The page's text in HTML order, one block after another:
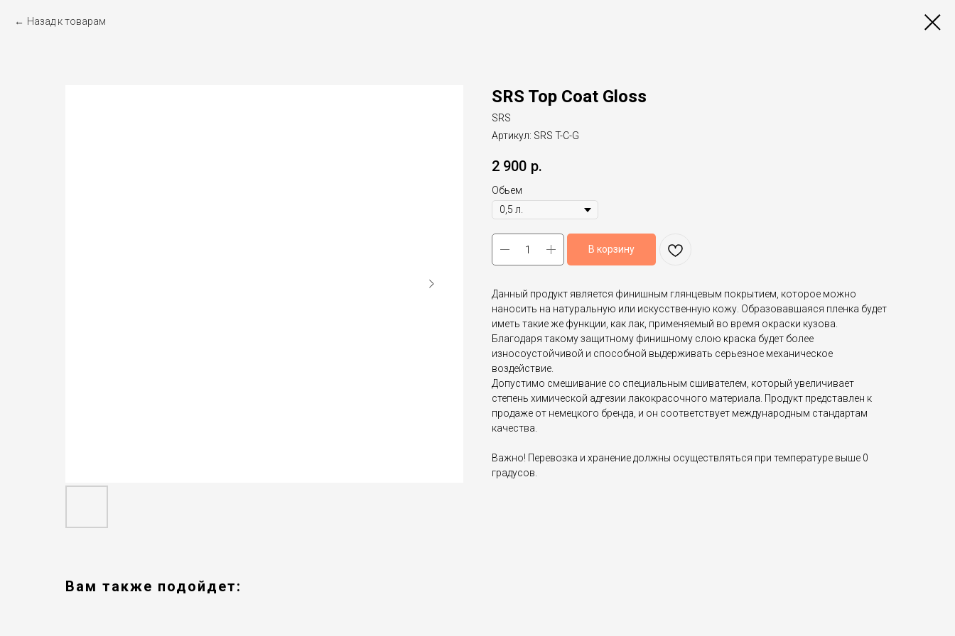
Назад к товарам
SRS Top Coat Gloss
SRS
Артикул: SRS T-C-G
2 900 р.
Обьем
В корзину
Данный продукт является финишным глянцевым покрытием, которое можно
наносить на натуральную или искусственную кожу. Образовавшаяся пленка будет
иметь такие же функции, как лак, применяемый во время окраски кузова.
Благодаря такому защитному финишному слою краска будет более
износоустойчивой и способной выдерживать серьезное механическое
воздействие.
Допустимо смешивание со специальным сшивателем, который увеличивает
степень химической адгезии лакокрасочного материала. Продукт представлен к
продаже от немецкого бренда, и он соответствует международным стандартам
качества.
Важно! Перевозка и хранение должны осуществляться при температуре выше 0
градусов.
Вам также подойдет: